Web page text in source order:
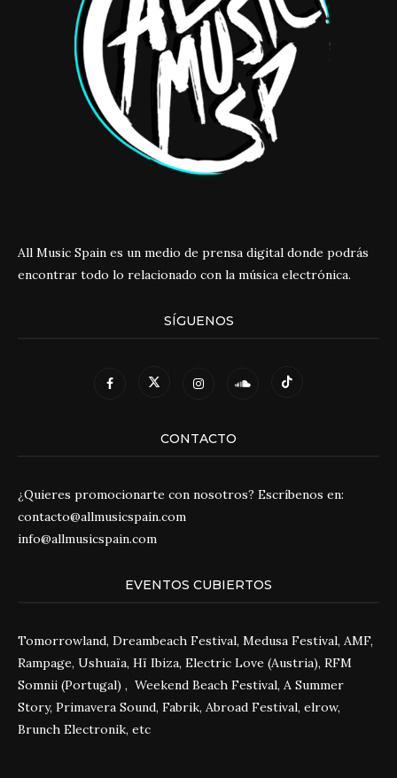
All Music Spain es un medio de prensa digital donde podrás
encontrar todo lo relacionado con la música electrónica.
SÍGUENOS
CONTACTO
¿Quieres promocionarte con nosotros? Escríbenos en:
contacto@allmusicspain.com
info@allmusicspain.com
EVENTOS CUBIERTOS
Tomorrowland, Dreambeach Festival, Medusa Festival, AMF,
Rampage, Ushuaïa, Hï Ibiza, Electric Love (Austria), RFM
Somnii (Portugal) , Weekend Beach Festival, A Summer
Story, Primavera Sound, Fabrik, Abroad Festival, elrow,
Brunch Electronik, etc